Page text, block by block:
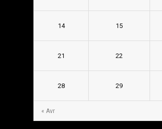
« Avr
14 15
21 22
28 29